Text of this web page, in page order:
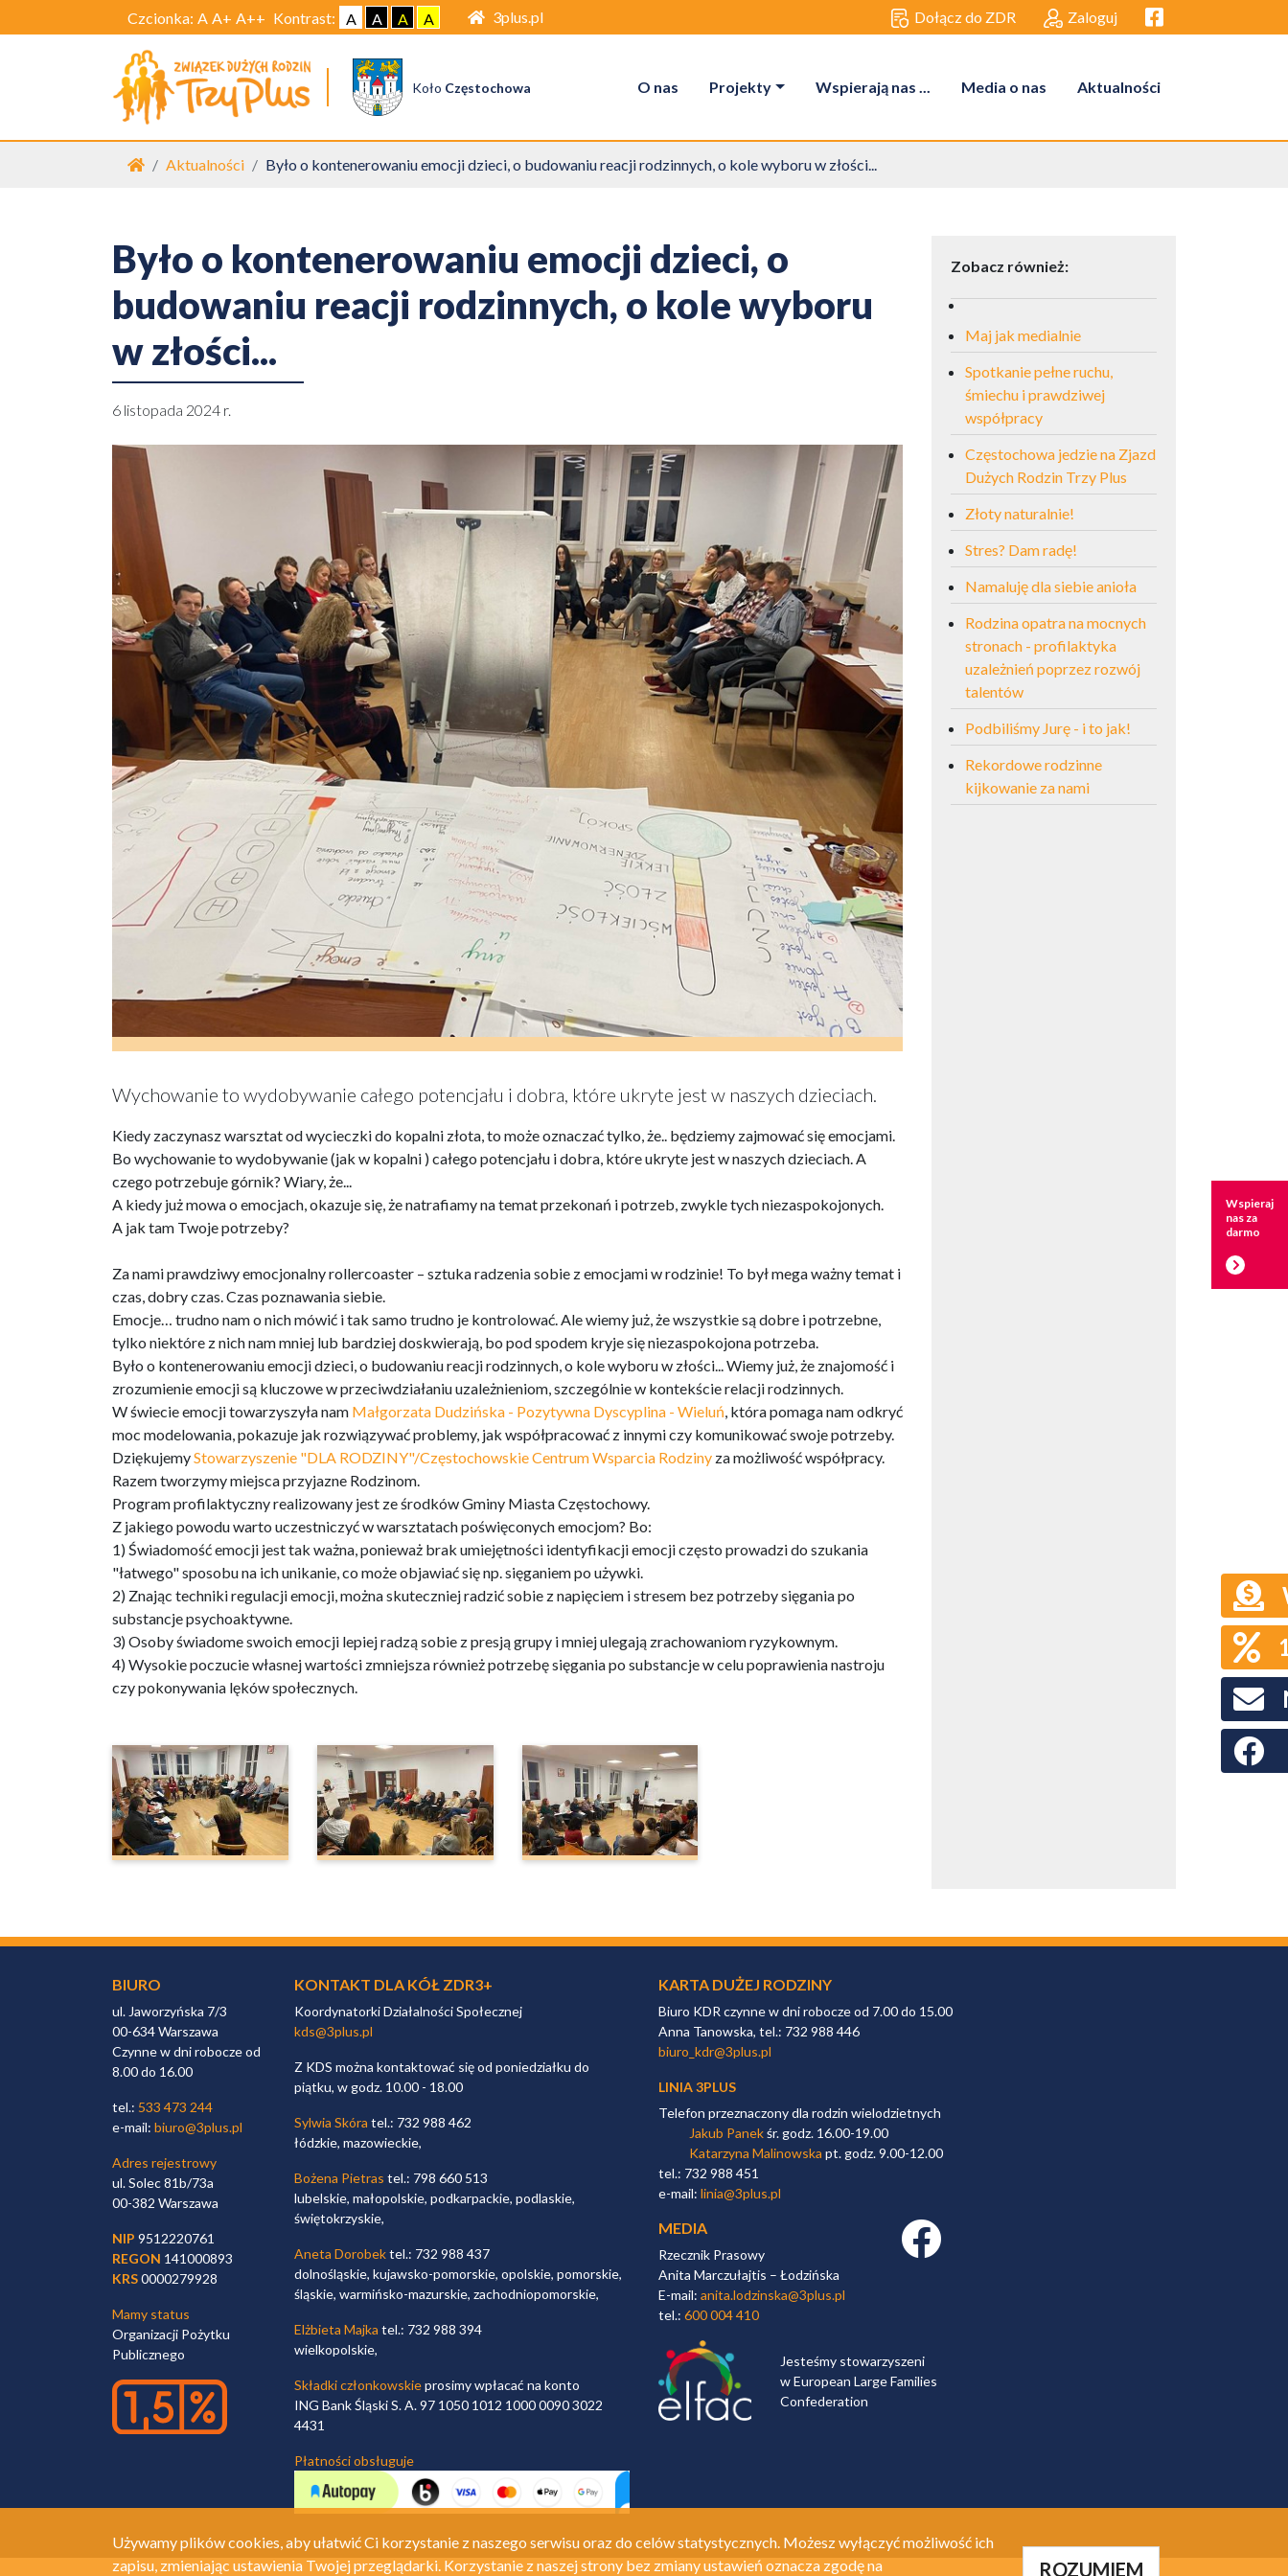
Czcionka: A A+ A++ Kontrast: A A A A 3plus.pl Dołącz do ZDR Zaloguj Facebook link
Koło Częstochowa O nas Projekty Wspierają nas ... Media o nas Aktualności
Strona główna
Aktualności Było o kontenerowaniu emocji dzieci, o budowaniu reacji rodzinnych, o kole wyboru w złości...
Było o kontenerowaniu emocji dzieci, o
budowaniu reacji rodzinnych, o kole wyboru
w złości...
6 listopada 2024 r.
Wychowanie to wydobywanie całego potencjału i dobra, które ukryte jest w naszych dzieciach.
Kiedy zaczynasz warsztat od wycieczki do kopalni złota, to może oznaczać tylko, że.. będziemy zajmować się emocjami.
Bo wychowanie to wydobywanie (jak w kopalni ) całego potencjału i dobra, które ukryte jest w naszych dzieciach. A
czego potrzebuje górnik? Wiary, że...
A kiedy już mowa o emocjach, okazuje się, że natrafiamy na temat przekonań i potrzeb, zwykle tych niezaspokojonych.
A jak tam Twoje potrzeby?
Za nami prawdziwy emocjonalny rollercoaster – sztuka radzenia sobie z emocjami w rodzinie! To był mega ważny temat i
czas, dobry czas. Czas poznawania siebie.
Emocje… trudno nam o nich mówić i tak samo trudno je kontrolować. Ale wiemy już, że wszystkie są dobre i potrzebne,
tylko niektóre z nich nam mniej lub bardziej doskwierają, bo pod spodem kryje się niezaspokojona potrzeba.
Było o kontenerowaniu emocji dzieci, o budowaniu reacji rodzinnych, o kole wyboru w złości... Wiemy już, że znajomość i
zrozumienie emocji są kluczowe w przeciwdziałaniu uzależnieniom, szczególnie w kontekście relacji rodzinnych.
W świecie emocji towarzyszyła nam Małgorzata Dudzińska - Pozytywna Dyscyplina - Wieluń, która pomaga nam odkryć
moc modelowania, pokazuje jak rozwiązywać problemy, jak współpracować z innymi czy komunikować swoje potrzeby.
DziękujemyStowarzyszenie "DLA RODZINY"/Częstochowskie Centrum Wsparcia Rodziny za możliwość współpracy.
Razem tworzymy miejsca przyjazne Rodzinom.
Program profilaktyczny realizowany jest ze środków Gminy Miasta Częstochowy.
Z jakiego powodu warto uczestniczyć w warsztatach poświęconych emocjom? Bo:
1) Świadomość emocji jest tak ważna, ponieważ brak umiejętności identyfikacji emocji często prowadzi do szukania
"łatwego" sposobu na ich unikanie, co może objawiać się np. sięganiem po używki.
2) Znając techniki regulacji emocji, można skuteczniej radzić sobie z napięciem i stresem bez potrzeby sięgania po
substancje psychoaktywne.
3) Osoby świadome swoich emocji lepiej radzą sobie z presją grupy i mniej ulegają zrachowaniom ryzykownym.
4) Wysokie poczucie własnej wartości zmniejsza również potrzebę sięgania po substancje w celu poprawienia nastroju
czy pokonywania lęków społecznych.
Zobacz również:
Maj jak medialnie
Spotkanie pełne ruchu,
śmiechu i prawdziwej
współpracy
Częstochowa jedzie na Zjazd
Dużych Rodzin Trzy Plus
Złoty naturalnie!
Stres? Dam radę!
Namaluję dla siebie anioła
Rodzina opatra na mocnych
stronach - profilaktyka
uzależnień poprzez rozwój
talentów
Podbiliśmy Jurę - i to jak!
Rekordowe rodzinne
kijkowanie za nami
BIURO
ul. Jaworzyńska 7/3
00-634 Warszawa
Czynne w dni robocze od
8.00 do 16.00
tel.: 533 473 244
e-mail: biuro@3plus.pl
Adres rejestrowy
ul. Solec 81b/73a
00-382 Warszawa
NIP 9512220761
REGON 141000893
KRS0000279928
Mamy status
Organizacji Pożytku
Publicznego
KONTAKT DLA KÓŁ ZDR3+
Koordynatorki Działalności Społecznej
kds@3plus.pl
Z KDS można kontaktować się od poniedziałku do
piątku, w godz. 10.00 - 18.00
Sylwia Skóra tel.: 732 988 462
łódzkie, mazowieckie,
Bożena Pietras tel.: 798 660 513
lubelskie, małopolskie, podkarpackie, podlaskie,
świętokrzyskie,
Aneta Dorobektel.: 732 988 437
dolnośląskie, kujawsko-pomorskie, opolskie, pomorskie,
śląskie, warmińsko-mazurskie, zachodniopomorskie,
Elżbieta Majka tel.: 732 988 394
wielkopolskie,
Składki członkowskieprosimy wpłacać na konto
ING Bank Śląski S. A. 97 1050 1012 1000 0090 3022
4431
Płatności obsługuje
KARTA DUŻEJ RODZINY
Biuro KDR czynne w dni robocze od 7.00 do 15.00
Anna Tanowska, tel.: 732 988 446
biuro_kdr@3plus.pl
LINIA 3PLUS
Telefon przeznaczony dla rodzin wielodzietnych
Jakub Panekśr. godz. 16.00-19.00
Katarzyna Malinowska pt. godz. 9.00-12.00
tel.: 732 988 451
e-mail: linia@3plus.pl
MEDIA
Rzecznik Prasowy
Anita Marczułajtis – Łodzińska
E-mail: anita.lodzinska@3plus.pl
tel.: 600 004 410
Facebook link
Jesteśmy stowarzyszeni
w European Large Families
Confederation
Używamy plików cookies, aby ułatwić Ci korzystanie z naszego serwisu oraz do celów statystycznych. Możesz wyłączyć możliwość ich
zapisu, zmieniając ustawienia Twojej przeglądarki. Korzystanie z naszej strony bez zmiany ustawień oznacza zgodę na
ROZUMIEM
Wspieraj
nas za
darmo